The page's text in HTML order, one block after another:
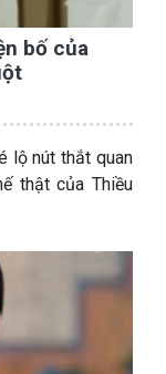
bố của
lộ nút thắt quan
thật của Thiều